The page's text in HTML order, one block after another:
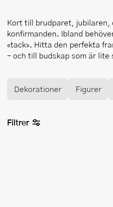
Kort till brudparet,
konfirmanden. Ibland
«tack». Hitta den perfekta
– och till budskap som är
Dekorationer Figurer
Filtrer